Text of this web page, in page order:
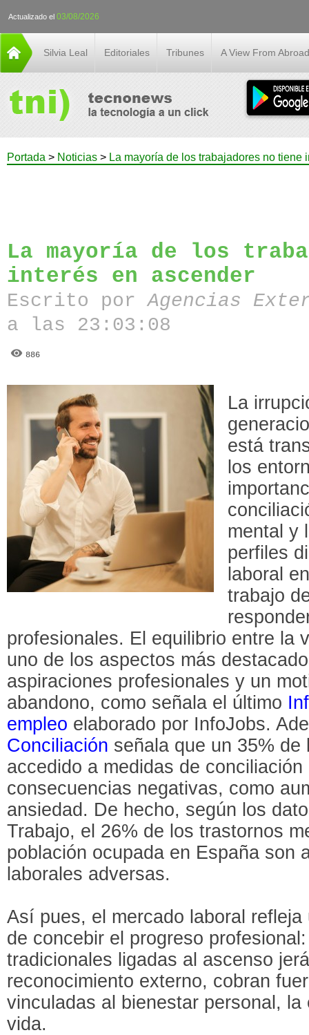
Actualizado el 03/08/2026
Silvia Leal Editoriales Tribunes A View From Abroad
Portada > Noticias > La mayoría de los trabajadores no tiene
La mayoría de los
interés en ascender
Escrito porAgencias
a las 23:03:08
886
La
está
los
mental y
perfiles
laboral
trabajo
profesionales. El equilibrio entre la
uno de los aspectos más
aspiraciones profesionales y un
abandono, como señala el último
empleo elaborado por InfoJobs.
Conciliación señala que un 35%
accedido a medidas de
consecuencias negativas, como
ansiedad. De hecho, según los
Trabajo, el 26% de los trastornos
población ocupada en España son
laborales adversas.
Así pues, el mercado laboral
de concebir el progreso
tradicionales ligadas al ascenso
reconocimiento externo, cobran
vinculadas al bienestar personal,
vida.